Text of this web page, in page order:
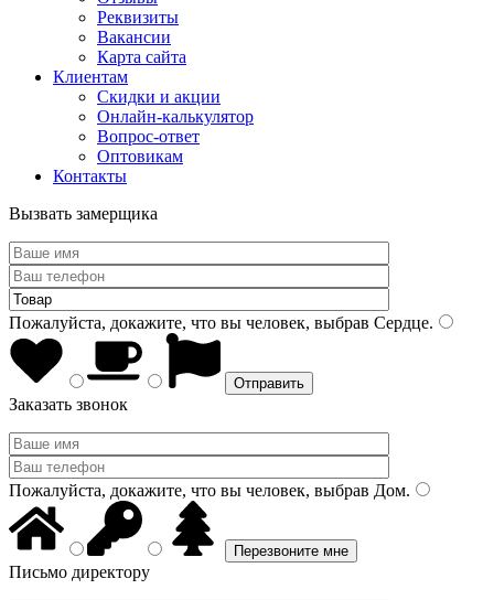
Реквизиты
Вакансии
Карта сайта
Клиентам
Скидки и акции
Онлайн-калькулятор
Вопрос-ответ
Оптовикам
Контакты
Вызвать замерщика
Пожалуйста, докажите, что вы человек, выбрав Сердце.
Заказать звонок
Пожалуйста, докажите, что вы человек, выбрав Дом.
Письмо директору